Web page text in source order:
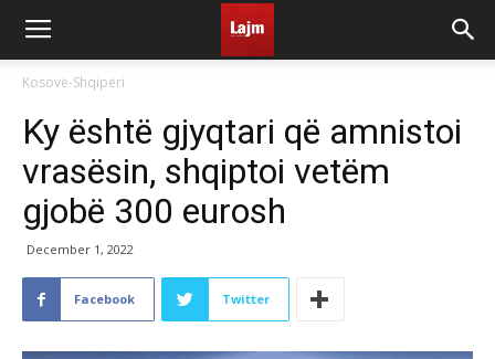
Kosovë-Shqipëri
Ky është gjyqtari që amnistoi
vrasësin, shqiptoi vetëm
gjobë 300 eurosh
December 1, 2022
Facebook Twitter